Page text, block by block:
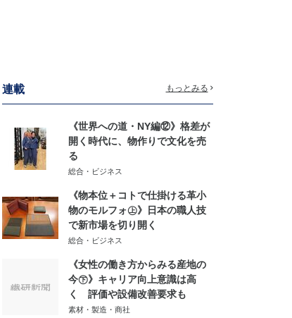
連載 もっとみる
《世界への道・NY編⑫》格差が
開く時代に、物作りで文化を売
る
総合・ビジネス
《物本位＋コトで仕掛ける革小
物のモルフォ㊤》日本の職人技
で新市場を切り開く
総合・ビジネス
《女性の働き方からみる産地の
今㊦》キャリア向上意識は高
く 評価や設備改善要求も
素材・製造・商社